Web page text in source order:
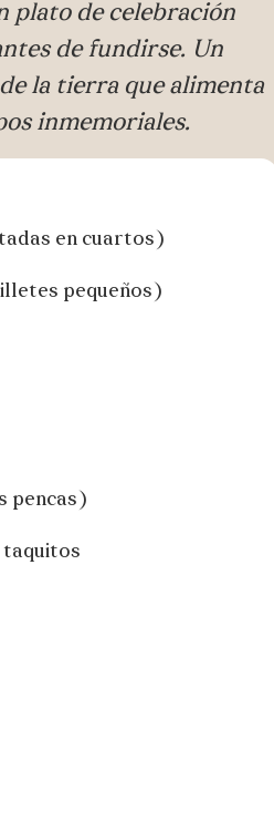
plato de celebración
de fundirse. Un
la tierra que alimenta
inmemoriales.
en cuartos)
pequeños)
pencas)
taquitos